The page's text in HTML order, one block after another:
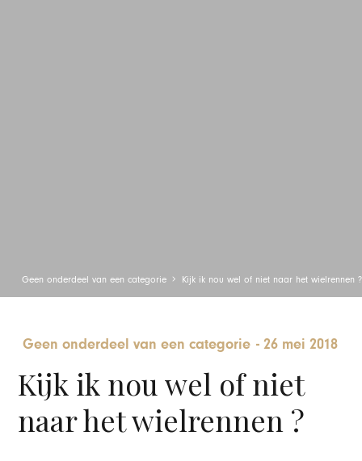
Geen onderdeel van een categorie Kijk ik nou wel of niet naar het wielrennen ?
Geen onderdeel van een categorie -26 mei 2018
Kijk ik nou wel of niet
naar het wielrennen ?